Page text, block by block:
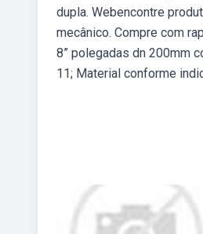
dupla. Webencontre
mecânico. Compre com
8” polegadas dn 200mm
11; Material conforme